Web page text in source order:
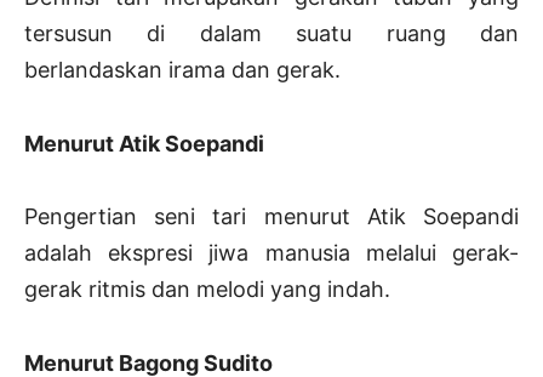
tersusun di dalam suatu ruang dan
berlandaskan irama dan gerak.
Menurut Atik Soepandi
Pengertian seni tari menurut Atik Soepandi
adalah ekspresi jiwa manusia melalui gerak-
gerak ritmis dan melodi yang indah.
Menurut Bagong Sudito